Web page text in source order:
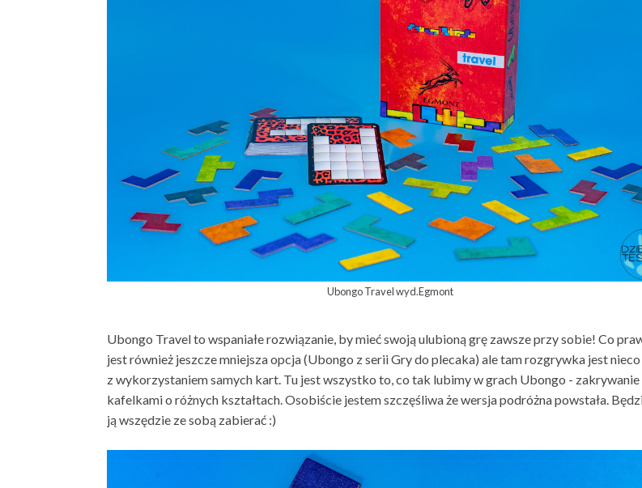
Ubongo Travel wyd.Egmont
Ubongo Travel to wspaniałe rozwiązanie, by mieć swoją ulubioną grę zawsze przy sobie! Co
jest również jeszcze mniejsza opcja (Ubongo z serii Gry do plecaka) ale tam rozgrywka jest nieco
z wykorzystaniem samych kart. Tu jest wszystko to, co tak lubimy w grach Ubongo -
kafelkami o różnych kształtach. Osobiście jestem szczęśliwa że wersja podróżna powstała.
ją wszędzie ze sobą zabierać :)